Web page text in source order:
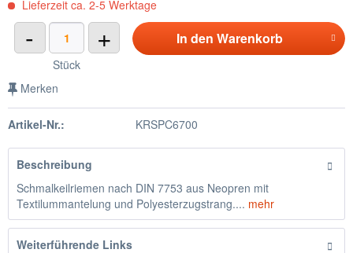
Lieferzeit ca. 2-5 Werktage
- +
Stück
In den Warenkorb
Merken
Artikel-Nr.: KRSPC6700
Beschreibung
Schmalkeilriemen nach DIN 7753 aus Neopren mit
Textilummantelung und Polyesterzugstrang.... mehr
Weiterführende Links